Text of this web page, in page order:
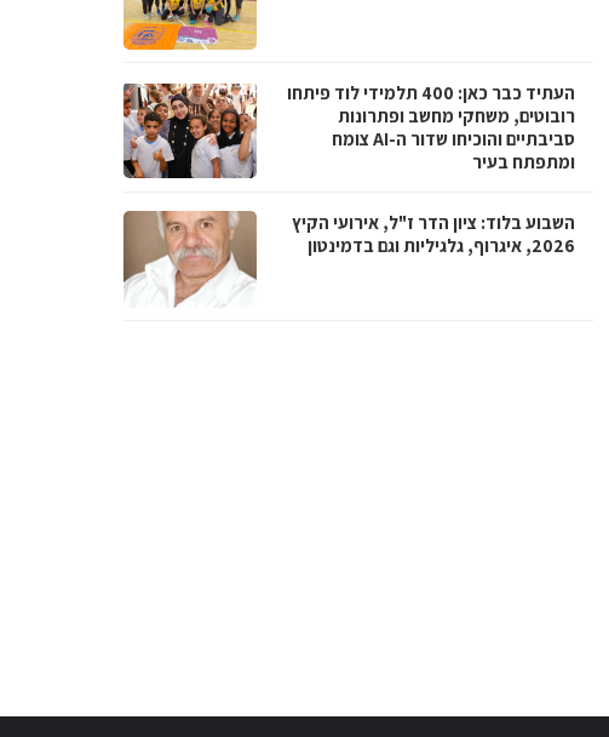
העתיד כבר כאן: 400 תלמידי לוד פיתחו
רובוטים, משחקי מחשב ופתרונות
סביבתיים והוכיחו שדור ה-AI צומח
ומתפתח בעיר
השבוע בלוד: ציון הדר ז"ל, אירועי הקיץ
2026, איגרוף, גלגיליות וגם בדמינטון